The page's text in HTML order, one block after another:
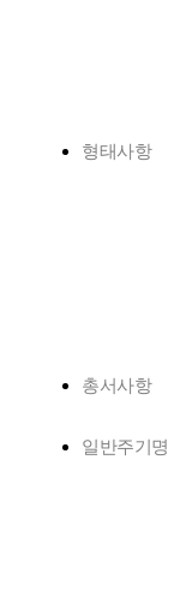
형태사항
총서사항
일반주기명